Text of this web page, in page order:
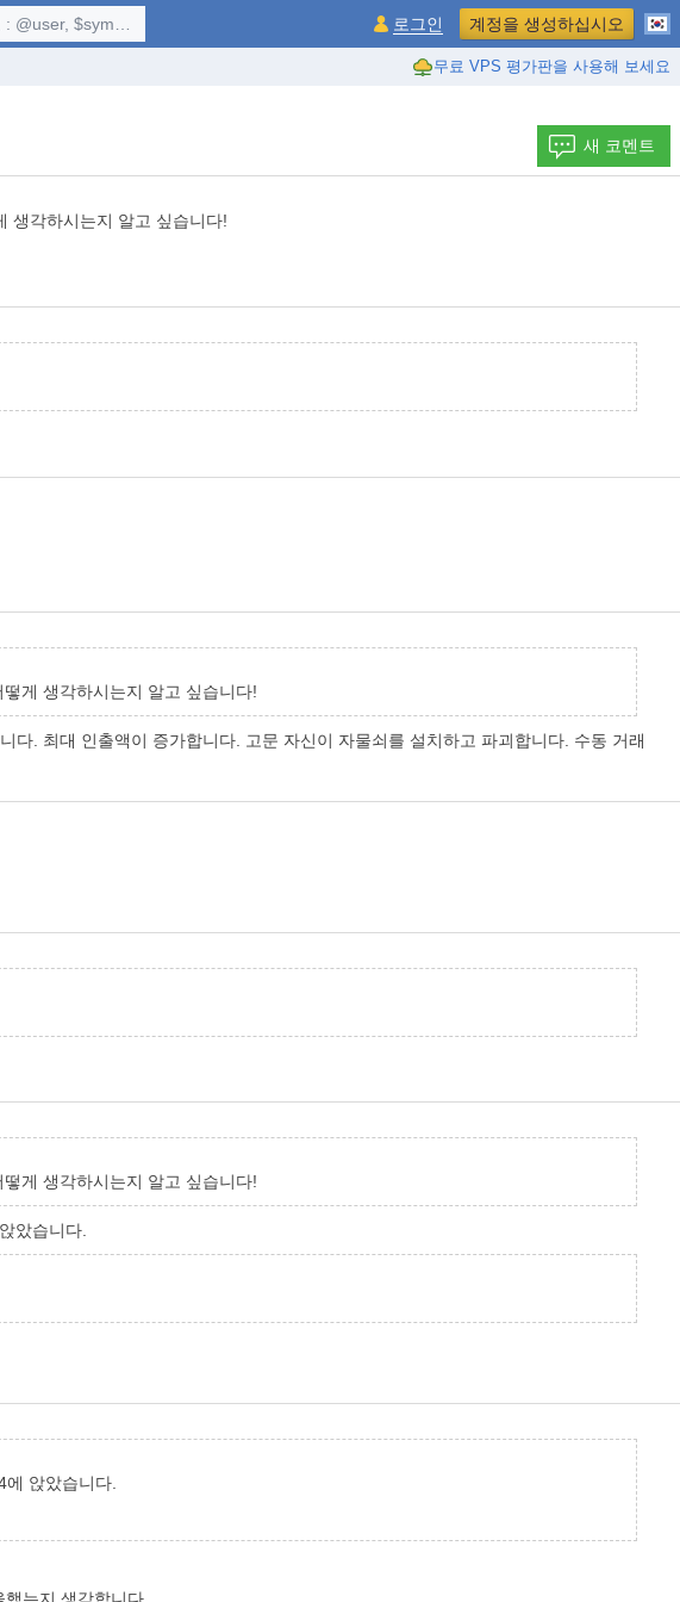
무료 VPS 평가판을 사용해 보세요
$symbol, ... 로그인 계정을 생성하십시오
새 코멘트
생각하시는지 알고 싶습니다!
게 생각하시는지 알고 싶습니다!
. 최대 인출액이 증가합니다. 고문 자신이 자물쇠를 설치하고 파괴합니다. 수동 거래
게 생각하시는지 알고 싶습니다!
았습니다.
에 앉았습니다.